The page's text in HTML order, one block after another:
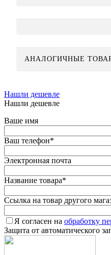
АНАЛОГИЧНЫЕ
Нашли дешевле
Нашли дешевле
Ваше имя
Ваш телефон*
Электронная почта
Название товара*
Ссылка на товар другого
Я согласен на обработку
Защита от автоматического